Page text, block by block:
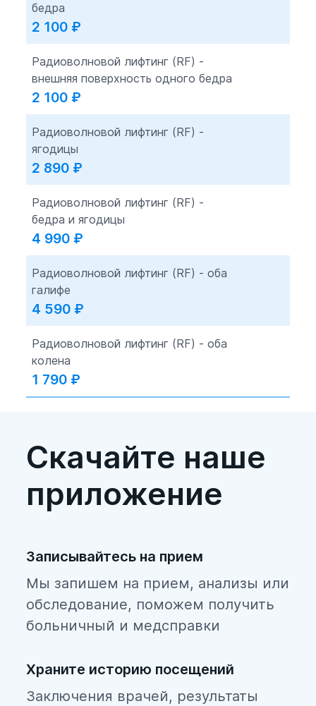
бедра
2 100 ₽
Радиоволновой лифтинг (RF) -
внешняя поверхность одного бедра
2 100 ₽
Радиоволновой лифтинг (RF) -
ягодицы
2 890 ₽
Радиоволновой лифтинг (RF) -
бедра и ягодицы
4 990 ₽
Радиоволновой лифтинг (RF) - оба
галифе
4 590 ₽
Радиоволновой лифтинг (RF) - оба
колена
1 790 ₽
Скачайте наше
приложение
Записывайтесь на прием
Мы запишем на прием, анализы или
обследование, поможем получить
больничный и медсправки
Храните историю посещений
Заключения врачей, результаты